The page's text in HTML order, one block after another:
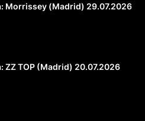
Morrissey (Madrid) 29.07.2026
ZZ TOP (Madrid) 20.07.2026